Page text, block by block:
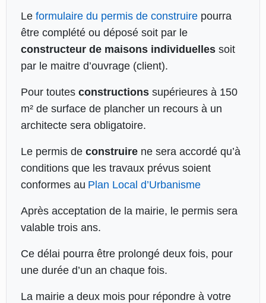
Le formulaire du permis de construirepourra
être complété ou déposé soit par le
constructeur de maisons individuellessoit
par le maitre d’ouvrage (client).
Pour toutes constructionssupérieures à 150
m² de surface de plancher un recours à un
architecte sera obligatoire.
Le permis de construirene sera accordé qu’à
conditions que les travaux prévus soient
conformes au Plan Local d’Urbanisme
Après acceptation de la mairie, le permis sera
valable trois ans.
Ce délai pourra être prolongé deux fois, pour
une durée d’un an chaque fois.
La mairie a deux mois pour répondre à votre